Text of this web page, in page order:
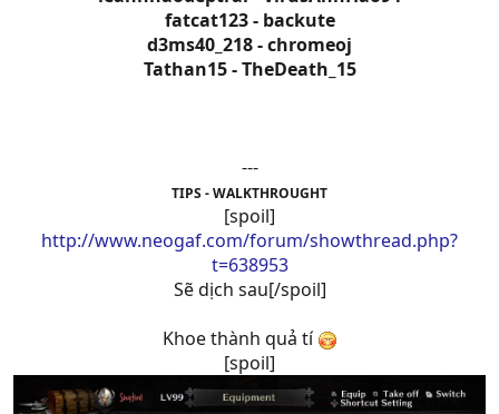
fatcat123 - backute
d3ms40_218 - chromeoj
Tathan15 - TheDeath_15
---
TIPS - WALKTHROUGHT
[spoil]
http://www.neogaf.com/forum/showthread.php?
t=638953
Sẽ dịch sau[/spoil]
Khoe thành quả tí
[spoil]